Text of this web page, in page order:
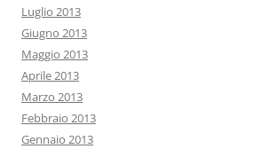
Luglio 2013
Giugno 2013
Maggio 2013
Aprile 2013
Marzo 2013
Febbraio 2013
Gennaio 2013